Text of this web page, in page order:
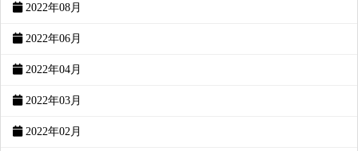
2022年08月
2022年06月
2022年04月
2022年03月
2022年02月